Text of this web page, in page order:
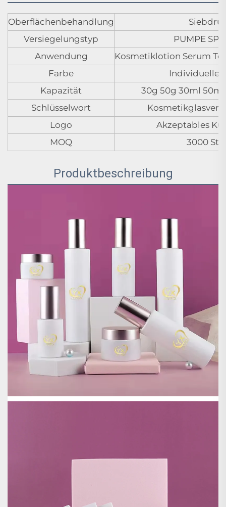
Oberflächenbehandlung
Versiegelungstyp
PUMPE
Anwendung
Kosmetiklotion Serum
Farbe
Individuelle
Kapazität
30g 50g 30ml 50ml
Schlüsselwort
Logo
Akzeptables
MOQ
3000
Produktbeschreibung